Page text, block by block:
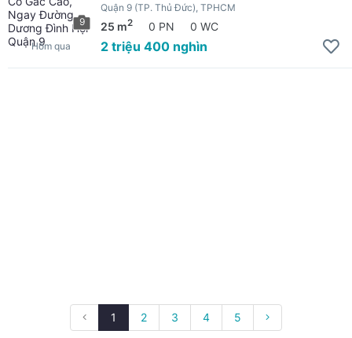
9
Quận 9 (TP. Thủ Đức), TPHCM
25 m2 0 PN 0 WC
2 triệu 400 nghìn
Hôm qua
1 2 3 4 5